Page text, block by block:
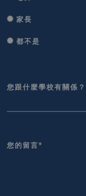
家長
都不是
您跟什麼學校有關係？
您的留言*